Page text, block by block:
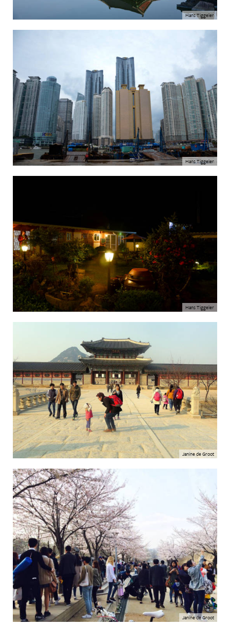
Hans Tiggeler
Hans Tiggeler
Hans Tiggeler
Janine de Groot
Janine de Groot